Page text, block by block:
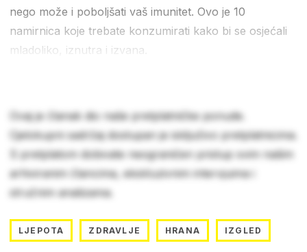
nego može i poboljšati vaš imunitet. Ovo je 10
namirnica koje trebate konzumirati kako bi se osjećali
mladoliko, iznutra i izvana.
Ovaj je članak dio naše pretplatničke ponude.
Cjelokupni sadržaj dostupan je isključivo pretplatnicima.
S pretplatom dobivate neograničen pristup svim našim
arhiviranim člancima, ekskluzivnim intervjuima i
stručnim analizama.
LJEPOTA ZDRAVLJE HRANA IZGLED